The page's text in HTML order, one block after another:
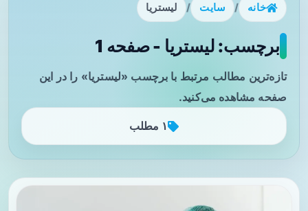
خانه / سایت / لیستریا
برچسب: لیستریا - صفحه 1
تازه‌ترین مطالب مرتبط با برچسب «لیستریا» را در این
صفحه مشاهده می‌کنید.
۱ مطلب